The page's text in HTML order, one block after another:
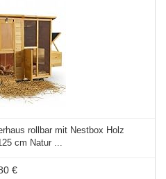
rollbar mit Nestbox Holz
cm Natur ...
€